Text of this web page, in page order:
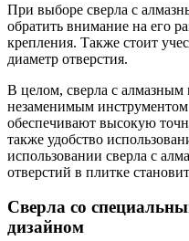
При выборе сверла с
обратить внимание на его
крепления. Также стоит
диаметр отверстия.
В целом, сверла с
незаменимым
обеспечивают высокую
также удобство
использовании сверла с
отверстий в плитке
Сверла со
дизайном